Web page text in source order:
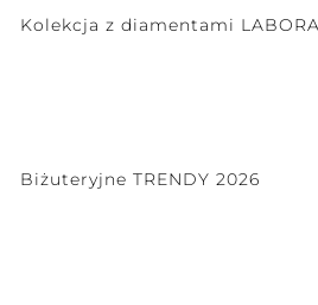
Kolekcja z diamentami
Biżuteryjne TRENDY 2026